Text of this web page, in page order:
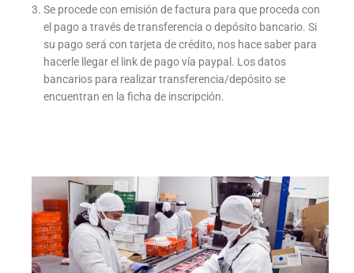
Se procede con emisión de factura para que proceda con
el pago a través de transferencia o depósito bancario. Si
su pago será con tarjeta de crédito, nos hace saber para
hacerle llegar el link de pago vía paypal. Los datos
bancarios para realizar transferencia/depósito se
encuentran en la ficha de inscripción.